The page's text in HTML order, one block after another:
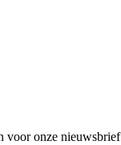
voor onze nieuwsbrief